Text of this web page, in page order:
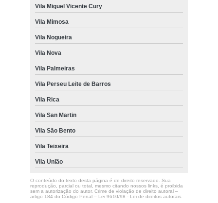
Vila Miguel Vicente Cury
Vila Mimosa
Vila Nogueira
Vila Nova
Vila Palmeiras
Vila Perseu Leite de Barros
Vila Rica
Vila San Martin
Vila São Bento
Vila Teixeira
Vila União
O conteúdo do texto desta página é de direito reservado. Sua
reprodução, parcial ou total, mesmo citando nossos links, é proibida
sem a autorização do autor. Crime de violação de direito autoral –
artigo 184 do Código Penal – Lei 9610/98 - Lei de direitos autorais.